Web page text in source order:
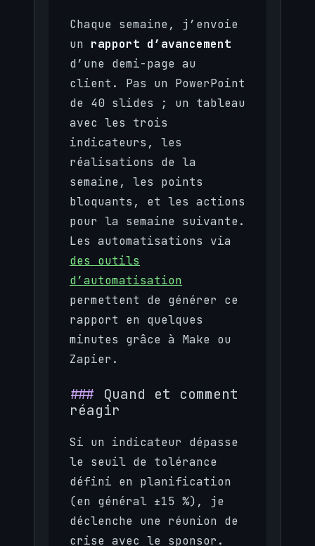
Chaque semaine, j’envoie
un rapport d’avancement
d’une demi-page au
client. Pas un PowerPoint
de 40 slides ; un tableau
avec les trois
indicateurs, les
réalisations de la
semaine, les points
bloquants, et les actions
pour la semaine suivante.
Les automatisations via
des outils
d’automatisation
permettent de générer ce
rapport en quelques
minutes grâce à Make ou
Zapier.
Quand et comment
réagir
Si un indicateur dépasse
le seuil de tolérance
défini en planification
(en général ±15 %), je
déclenche une réunion de
crise avec le sponsor.